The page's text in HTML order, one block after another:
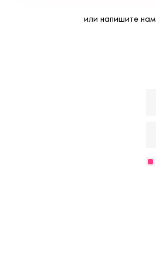
или напишите нам